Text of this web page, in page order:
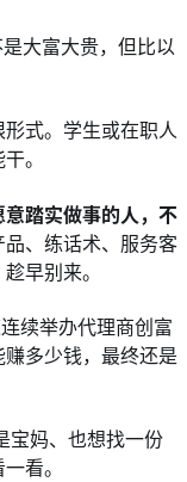
大富大贵，但比以
式。学生或在职人
。
踏实做事的人，不
、练话术、服务客
早别来。
续举办代理商创富
多少钱，最终还是
宝妈、也想找一份
看。